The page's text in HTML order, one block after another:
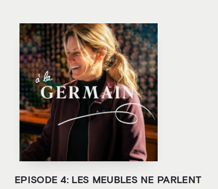
EPISODE 4: LES MEUBLES NE PARLENT